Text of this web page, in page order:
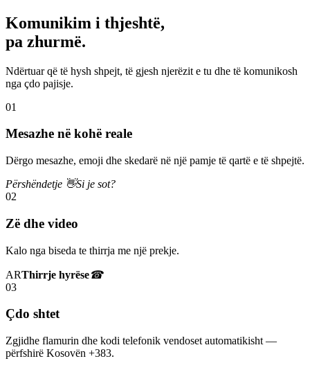
Komunikim i thjeshtë,
pa zhurmë.
Ndërtuar që të hysh shpejt, të gjesh njerëzit e tu dhe të komunikosh
nga çdo pajisje.
01
Mesazhe në kohë reale
Dërgo mesazhe, emoji dhe skedarë në një pamje të qartë e të shpejtë.
Përshëndetje 👋Si je sot?
02
Zë dhe video
Kalo nga biseda te thirrja me një prekje.
ARThirrje hyrëse☎
03
Çdo shtet
Zgjidhe flamurin dhe kodi telefonik vendoset automatikisht —
përfshirë Kosovën +383.